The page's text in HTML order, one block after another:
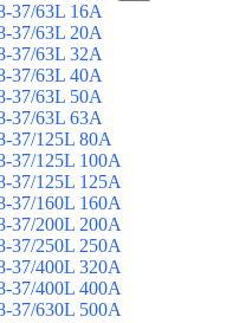
37/63L 16A
37/63L 20A
37/63L 32A
37/63L 40A
37/63L 50A
37/63L 63A
37/125L 80A
37/125L 100A
37/125L 125A
37/160L 160A
37/200L 200A
37/250L 250A
37/400L 320A
37/400L 400A
37/630L 500A